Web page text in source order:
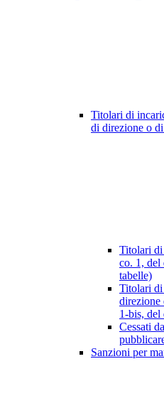
Titolari di
di direzione o
Titolari
co. 1, del
tabelle)
Titolari di
direzione
1-bis, del
Cessati
Sanzioni per